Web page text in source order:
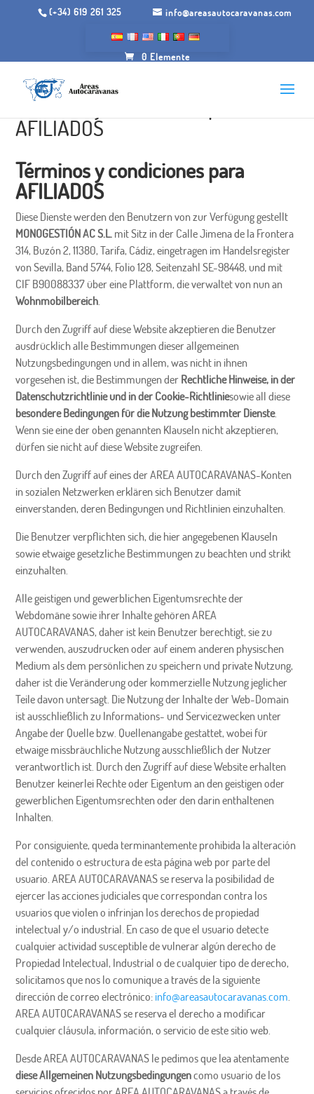
(+34) 619 261 325 info@areasautocaravanas.com
0 Elemente
Términos y condiciones para
AFILIADOS
Términos y condiciones para
AFILIADOS
Diese Dienste werden den Benutzern von zur Verfügung gestellt
MONOGESTIÓN AC S.L. mit Sitz in der Calle Jimena de la Frontera
314, Buzón 2, 11380, Tarifa, Cádiz, eingetragen im Handelsregister
von Sevilla, Band 5744, Folio 128, Seitenzahl SE-98448, und mit
CIF B90088337 über eine Plattform, die verwaltet von nun an
Wohnmobilbereich.
Durch den Zugriff auf diese Website akzeptieren die Benutzer
ausdrücklich alle Bestimmungen dieser allgemeinen
Nutzungsbedingungen und in allem, was nicht in ihnen
vorgesehen ist, die Bestimmungen der Rechtliche Hinweise, in der
Datenschutzrichtlinie und in der Cookie-Richtliniesowie all diese
besondere Bedingungen für die Nutzung bestimmter Dienste.
Wenn sie eine der oben genannten Klauseln nicht akzeptieren,
dürfen sie nicht auf diese Website zugreifen.
Durch den Zugriff auf eines der AREA AUTOCARAVANAS-Konten
in sozialen Netzwerken erklären sich Benutzer damit
einverstanden, deren Bedingungen und Richtlinien einzuhalten.
Die Benutzer verpflichten sich, die hier angegebenen Klauseln
sowie etwaige gesetzliche Bestimmungen zu beachten und strikt
einzuhalten.
Alle geistigen und gewerblichen Eigentumsrechte der
Webdomäne sowie ihrer Inhalte gehören AREA
AUTOCARAVANAS, daher ist kein Benutzer berechtigt, sie zu
verwenden, auszudrucken oder auf einem anderen physischen
Medium als dem persönlichen zu speichern und private Nutzung,
daher ist die Veränderung oder kommerzielle Nutzung jeglicher
Teile davon untersagt. Die Nutzung der Inhalte der Web-Domain
ist ausschließlich zu Informations- und Servicezwecken unter
Angabe der Quelle bzw. Quellenangabe gestattet, wobei für
etwaige missbräuchliche Nutzung ausschließlich der Nutzer
verantwortlich ist. Durch den Zugriff auf diese Website erhalten
Benutzer keinerlei Rechte oder Eigentum an den geistigen oder
gewerblichen Eigentumsrechten oder den darin enthaltenen
Inhalten.
Por consiguiente, queda terminantemente prohibida la alteración
del contenido o estructura de esta página web por parte del
usuario. AREA AUTOCARAVANAS se reserva la posibilidad de
ejercer las acciones judiciales que correspondan contra los
usuarios que violen o infrinjan los derechos de propiedad
intelectual y/o industrial. En caso de que el usuario detecte
cualquier actividad susceptible de vulnerar algún derecho de
Propiedad Intelectual, Industrial o de cualquier tipo de derecho,
solicitamos que nos lo comunique a través de la siguiente
dirección de correo electrónico: info@areasautocaravanas.com.
AREA AUTOCARAVANAS se reserva el derecho a modificar
cualquier cláusula, información, o servicio de este sitio web.
Desde AREA AUTOCARAVANAS le pedimos que lea atentamente
diese Allgemeinen Nutzungsbedingungencomo usuario de los